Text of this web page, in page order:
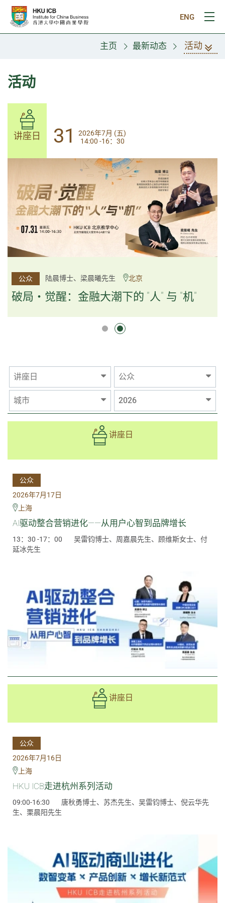
跳往主要内容
ENG
打
主页 最新动态 活动
活动
讲座日 31
2026年7月 (五)
14:00-17:30
公众 杨文斌先生、邱良弼先生 广州
逻辑×算法：重塑资产配置内核
逻辑×算法：重塑资产配置内核
讲座日 31
2026年7月 (五)
14:00 -16：30
公众 陆晨博士、梁晨曦先生 北京
破局・觉醒：金融大潮下的 "人" 与 "机"
讲座日 公众
城市 2026
讲座日
公众
2026年7月17日
上海
AI驱动整合营销进化——从用户心智到品牌增长
13：30 -17：00
吴雷钧博士、周嘉晨先生、顾维斯女士、付
延冰先生
讲座日
公众
2026年7月16日
上海
HKU ICB走进杭州系列活动
09:00-16:30
唐秋勇博士、苏杰先生、吴雷钧博士、倪云华先
生、栗晨阳先生